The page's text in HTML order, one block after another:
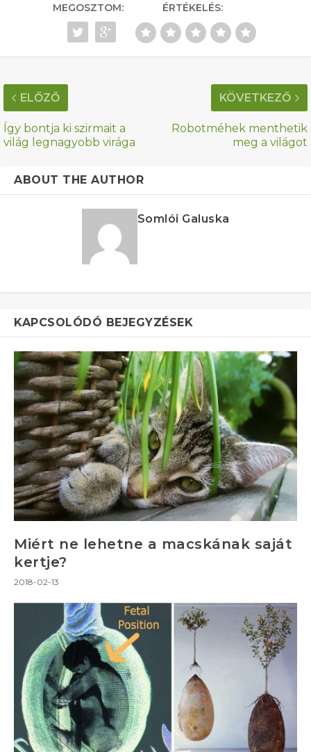
MEGOSZTOM: ÉRTÉKELÉS:
ELŐZŐ
Így bontja ki szirmait a
világ legnagyobb virága
KÖVETKEZŐ
Robotméhek menthetik
meg a világot
ABOUT THE AUTHOR
Somlói Galuska
KAPCSOLÓDÓ BEJEGYZÉSEK
Miért ne lehetne a macskának saját
kertje?
2018-02-13